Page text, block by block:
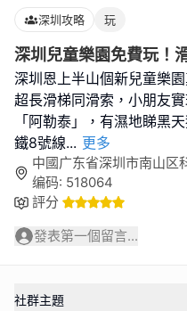
深圳攻略 玩
深圳兒童樂園免費玩！
深圳恩上半山個新兒童樂
超長滑梯同滑索，小朋友
「阿勒泰」，有濕地睇黑
鐵8號線... 更多
中國广东省深圳市南山区
编码: 518064
評分
發表第一個留言...
社群主題